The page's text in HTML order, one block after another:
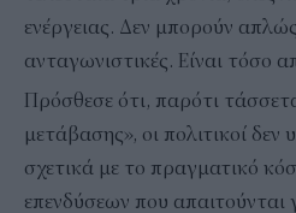
ενέργειας. Δεν μπορούν απλώς
ανταγωνιστικές. Είναι τόσο
Πρόσθεσε ότι, παρότι
μετάβασης», οι πολιτικοί δεν
σχετικά με το πραγματικό
επενδύσεων που απαιτούνται